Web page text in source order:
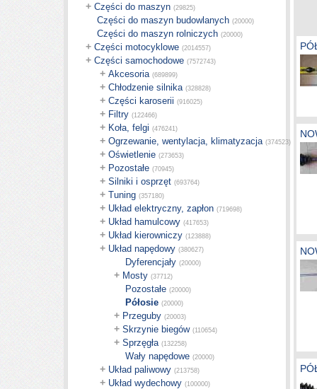
+ Części do maszyn (29825)
Części do maszyn budowlanych (20000)
Części do maszyn rolniczych (20000)
+ Części motocyklowe (2014557)
+ Części samochodowe (7572743)
+ Akcesoria (689899)
+ Chłodzenie silnika (328828)
+ Części karoserii (916025)
+ Filtry (122466)
+ Koła, felgi (476241)
+ Ogrzewanie, wentylacja, klimatyzacja (374523)
+ Oświetlenie (273653)
+ Pozostałe (70945)
+ Silniki i osprzęt (693764)
+ Tuning (357180)
+ Układ elektryczny, zapłon (719698)
+ Układ hamulcowy (417653)
+ Układ kierowniczy (123888)
+ Układ napędowy (380627)
Dyferencjały (20000)
+ Mosty (37712)
Pozostałe (20000)
Półosie (20000)
+ Przeguby (20003)
+ Skrzynie biegów (110654)
+ Sprzęgła (132258)
Wały napędowe (20000)
+ Układ paliwowy (213758)
+ Układ wydechowy (100000)